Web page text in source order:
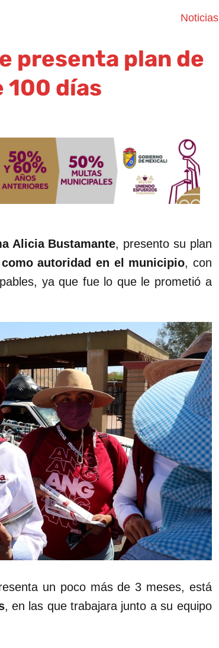
Noticias
presenta plan de
100 días
Alicia Bustamante, presento su plan
autoridad en el municipio, con
ya que fue lo que le prometió a
un poco más de 3 meses, está
, en las que trabajara junto a su equipo